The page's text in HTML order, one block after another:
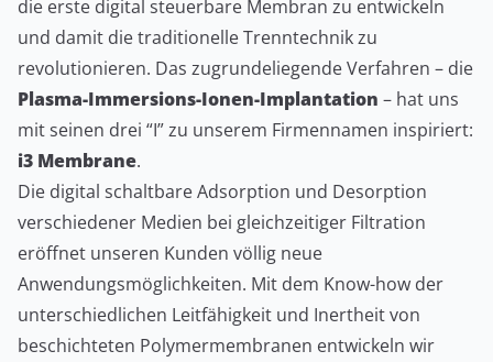
die erste digital steuerbare Membran zu entwickeln
und damit die traditionelle Trenntechnik zu
revolutionieren. Das zugrundeliegende Verfahren – die
Plasma-Immersions-Ionen-Implantation – hat uns
mit seinen drei “I” zu unserem Firmennamen inspiriert:
i3 Membrane.
Die digital schaltbare Adsorption und Desorption
verschiedener Medien bei gleichzeitiger Filtration
eröffnet unseren Kunden völlig neue
Anwendungsmöglichkeiten. Mit dem Know-how der
unterschiedlichen Leitfähigkeit und Inertheit von
beschichteten Polymermembranen entwickeln wir